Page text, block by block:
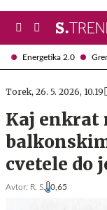
Energetika 2.0
Torek, 26. 5. 2026, 10.19
Kaj enkrat
cvetele do
Avtor: R. S. 0,65